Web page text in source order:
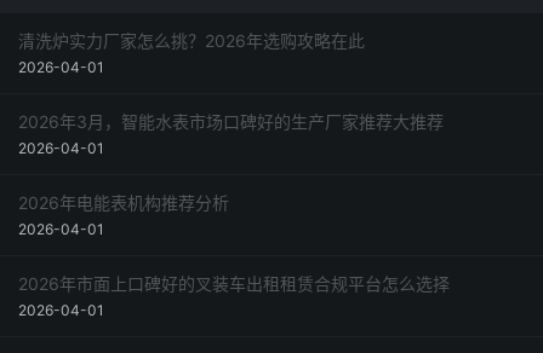
清洗炉实力厂家怎么挑？2026年选购攻略在此
2026-04-01
2026年3月，智能水表市场口碑好的生产厂家推荐大推荐
2026-04-01
2026年电能表机构推荐分析
2026-04-01
2026年市面上口碑好的叉装车出租租赁合规平台怎么选择
2026-04-01